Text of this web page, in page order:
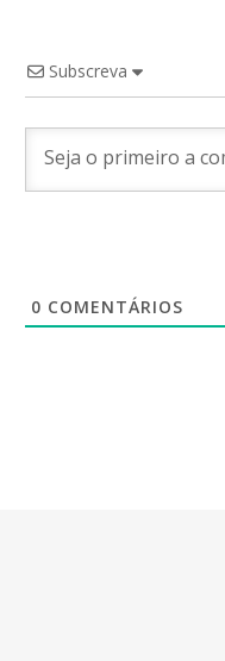
Subscreva
0 COMENTÁRIOS